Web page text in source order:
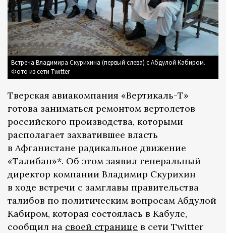
Встреча Владимира Скурихина (первый слева) с Абдулой Кабиром.
Фото из сети Twitter
Тверская авиакомпания «Вертикаль-Т»
готова заниматься ремонтом вертолетов
российского производства, которыми
располагает захватившее власть
в Афганистане радикальное движение
«Талибан»*. Об этом заявил генеральный
директор компании Владимир Скурихин
в ходе встречи с замглавы правительства
талибов по политическим вопросам Абдулой
Кабиром, которая состоялась в Кабуле,
сообщил на своей странице в сети Twitter